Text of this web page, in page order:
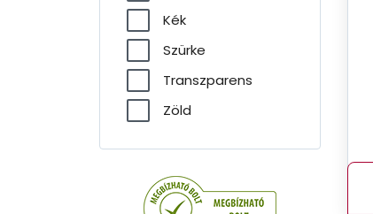
Kék
Szürke
Transzparens
Zöld